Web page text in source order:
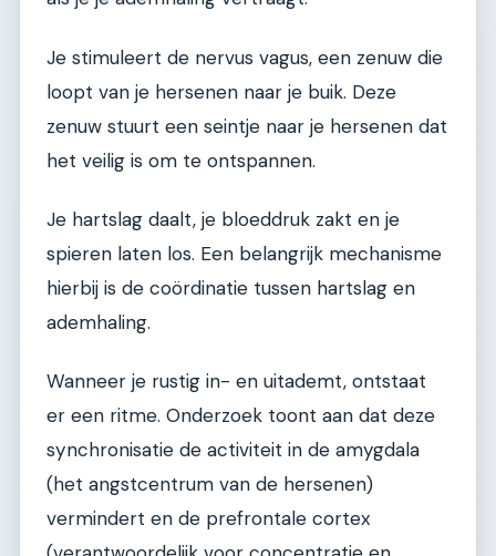
Je stimuleert de nervus vagus, een zenuw die
loopt van je hersenen naar je buik. Deze
zenuw stuurt een seintje naar je hersenen dat
het veilig is om te ontspannen.
Je hartslag daalt, je bloeddruk zakt en je
spieren laten los. Een belangrijk mechanisme
hierbij is de coördinatie tussen hartslag en
ademhaling.
Wanneer je rustig in- en uitademt, ontstaat
er een ritme. Onderzoek toont aan dat deze
synchronisatie de activiteit in de amygdala
(het angstcentrum van de hersenen)
vermindert en de prefrontale cortex